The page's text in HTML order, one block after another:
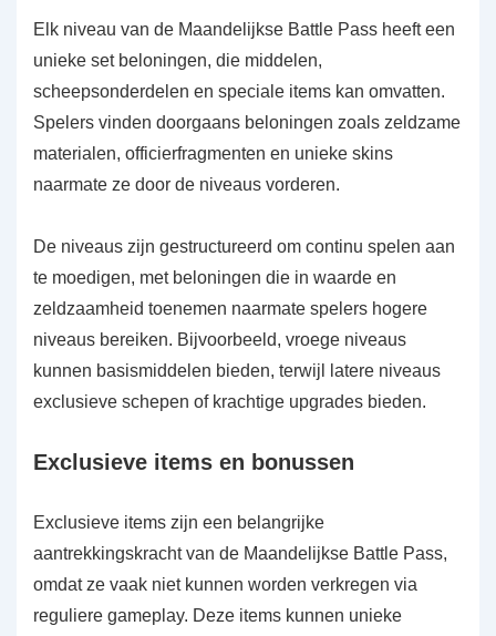
Elk niveau van de Maandelijkse Battle Pass heeft een
unieke set beloningen, die middelen,
scheepsonderdelen en speciale items kan omvatten.
Spelers vinden doorgaans beloningen zoals zeldzame
materialen, officierfragmenten en unieke skins
naarmate ze door de niveaus vorderen.
De niveaus zijn gestructureerd om continu spelen aan
te moedigen, met beloningen die in waarde en
zeldzaamheid toenemen naarmate spelers hogere
niveaus bereiken. Bijvoorbeeld, vroege niveaus
kunnen basismiddelen bieden, terwijl latere niveaus
exclusieve schepen of krachtige upgrades bieden.
Exclusieve items en bonussen
Exclusieve items zijn een belangrijke
aantrekkingskracht van de Maandelijkse Battle Pass,
omdat ze vaak niet kunnen worden verkregen via
reguliere gameplay. Deze items kunnen unieke